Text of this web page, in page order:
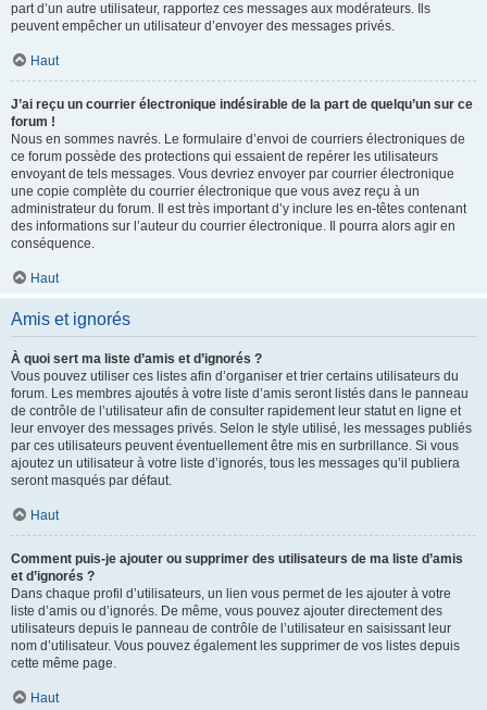
part d’un autre utilisateur, rapportez ces messages aux modérateurs. Ils
peuvent empêcher un utilisateur d’envoyer des messages privés.
Haut
J’ai reçu un courrier électronique indésirable de la part de quelqu’un sur ce
forum !
Nous en sommes navrés. Le formulaire d’envoi de courriers électroniques de
ce forum possède des protections qui essaient de repérer les utilisateurs
envoyant de tels messages. Vous devriez envoyer par courrier électronique
une copie complète du courrier électronique que vous avez reçu à un
administrateur du forum. Il est très important d’y inclure les en-têtes contenant
des informations sur l’auteur du courrier électronique. Il pourra alors agir en
conséquence.
Haut
Amis et ignorés
À quoi sert ma liste d’amis et d’ignorés ?
Vous pouvez utiliser ces listes afin d’organiser et trier certains utilisateurs du
forum. Les membres ajoutés à votre liste d’amis seront listés dans le panneau
de contrôle de l’utilisateur afin de consulter rapidement leur statut en ligne et
leur envoyer des messages privés. Selon le style utilisé, les messages publiés
par ces utilisateurs peuvent éventuellement être mis en surbrillance. Si vous
ajoutez un utilisateur à votre liste d’ignorés, tous les messages qu’il publiera
seront masqués par défaut.
Haut
Comment puis-je ajouter ou supprimer des utilisateurs de ma liste d’amis
et d’ignorés ?
Dans chaque profil d’utilisateurs, un lien vous permet de les ajouter à votre
liste d’amis ou d’ignorés. De même, vous pouvez ajouter directement des
utilisateurs depuis le panneau de contrôle de l’utilisateur en saisissant leur
nom d’utilisateur. Vous pouvez également les supprimer de vos listes depuis
cette même page.
Haut